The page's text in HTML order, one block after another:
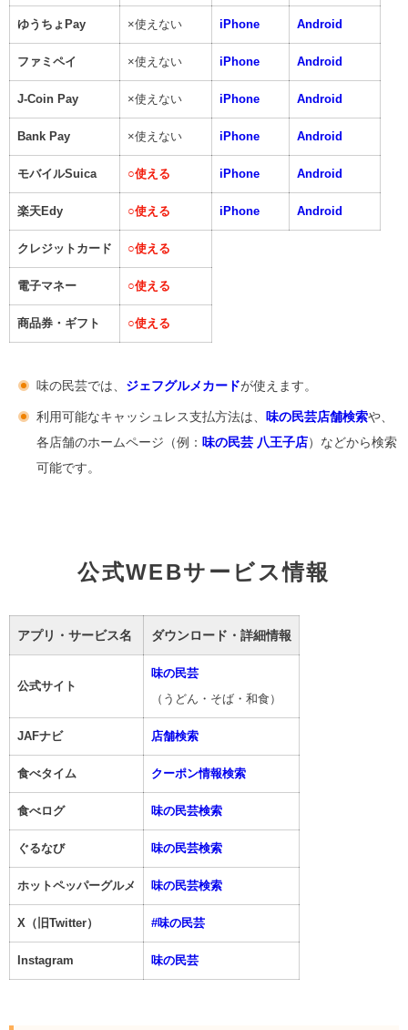
ゆうちょPay ×使えない iPhone Android
ファミペイ ×使えない iPhone Android
J-Coin Pay ×使えない iPhone Android
Bank Pay ×使えない iPhone Android
モバイルSuica ○使える iPhone Android
楽天Edy ○使える iPhone Android
クレジットカード ○使える
電子マネー ○使える
商品券・ギフト ○使える
味の民芸では、 ジェフグルメカードが使えます。
利用可能なキャッシュレス支払方法は、 味の民芸店舗検索や、
各店舗のホームページ（例： 味の民芸 八王子店）などから検索
可能です。
公式WEBサービス情報
アプリ・サービス名 ダウンロード・詳細情報
公式サイト
味の民芸
（うどん・そば・和食）
JAFナビ 店舗検索
食べタイム クーポン情報検索
食べログ 味の民芸検索
ぐるなび 味の民芸検索
ホットペッパーグルメ 味の民芸検索
X（旧Twitter） #味の民芸
Instagram 味の民芸